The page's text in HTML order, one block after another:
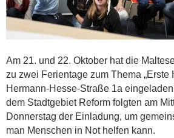
Am 21. und 22. Oktober hat die
zu zwei Ferientage zum Thema „Erste
Hermann-Hesse-Straße 1a
dem Stadtgebiet Reform folgten am
Donnerstag der Einladung, um
man Menschen in Not helfen kann.